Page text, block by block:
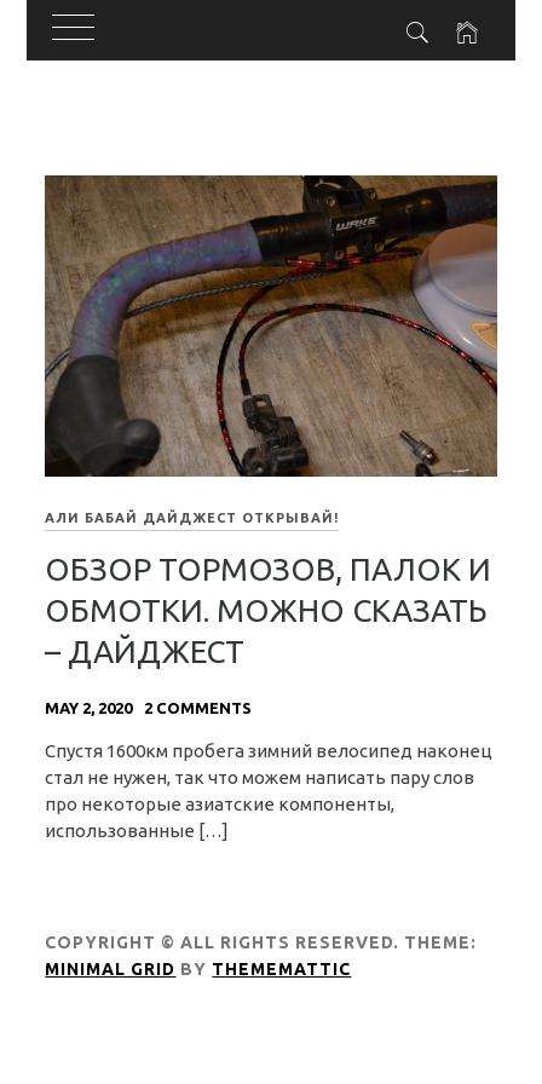
content
АЛИ БАБАЙ ДАЙДЖЕСТ ОТКРЫВАЙ!
ОБЗОР ТОРМОЗОВ, ПАЛОК И
ОБМОТКИ. МОЖНО СКАЗАТЬ
– ДАЙДЖЕСТ
MAY 2, 2020 2 COMMENTS
Спустя 1600км пробега зимний велосипед наконец
стал не нужен, так что можем написать пару слов
про некоторые азиатские компоненты,
использованные […]
COPYRIGHT © ALL RIGHTS RESERVED. THEME:
MINIMAL GRID BY THEMEMATTIC